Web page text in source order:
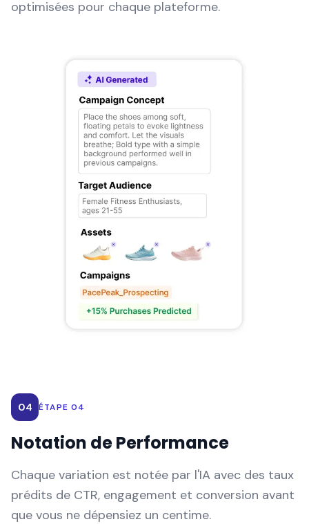
optimisées pour chaque plateforme.
04 ÉTAPE 04
Notation de Performance
Chaque variation est notée par l'IA avec des taux
prédits de CTR, engagement et conversion avant
que vous ne dépensiez un centime.